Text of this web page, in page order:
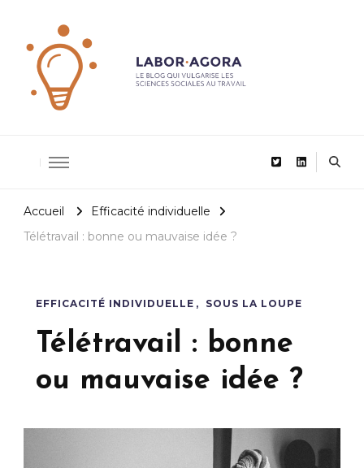
Accueil
Efficacité individuelle
Télétravail : bonne ou mauvaise idée ?
EFFICACITÉ INDIVIDUELLE SOUS LA LOUPE
Télétravail : bonne
ou mauvaise idée ?